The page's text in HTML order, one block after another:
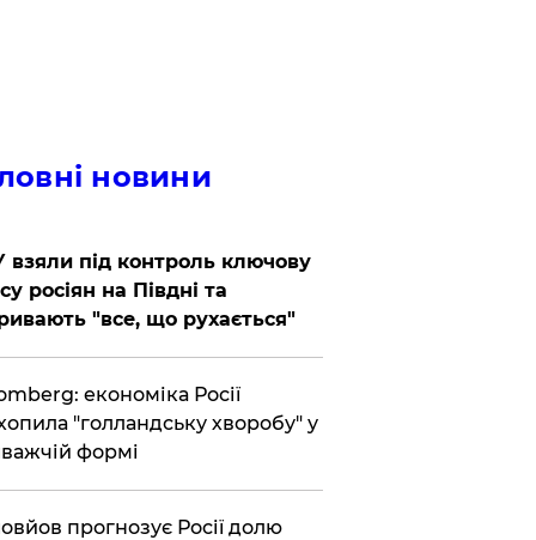
новини
взяли під контроль ключову
росіян на Півдні та
"все, що рухається"
економіка Росії
"голландську хворобу" у
формі
прогнозує Росії долю